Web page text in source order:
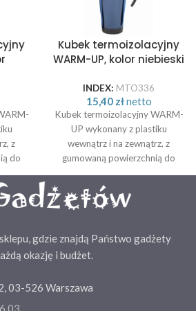
z
do
w
Ø8,2
Kubek termoizolacyjny
WARM-UP, kolor niebieski
INDEX: MTO336
15,40 złnetto
Kubek termoizolacyjny WARM-
UP wykonany z plastiku
wewnątrz i na zewnątrz, z
gumowaną powierzchnią do
wieczkiem i otworem do picia w
wieczku, 400 ml. Rozmiar: Ø8,2
gdzie znajdą Państwo gadżety
okazję i budżet.
03-526 Warszawa
03